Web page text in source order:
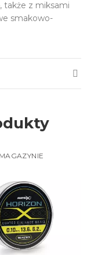
także z miksami
smakowo-